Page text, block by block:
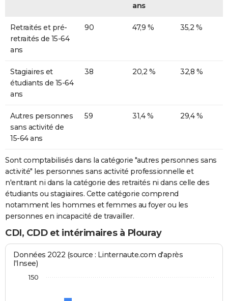
ans
Retraités et pré-
retraités de 15-64
ans
90 47,9 % 35,2 %
Stagiaires et
étudiants de 15-64
ans
38 20,2 % 32,8 %
Autres personnes
sans activité de
15-64 ans
59 31,4 % 29,4 %
Sont comptabilisés dans la catégorie "autres personnes sans
activité" les personnes sans activité professionnelle et
n'entrant ni dans la catégorie des retraités ni dans celle des
étudiants ou stagiaires. Cette catégorie comprend
notamment les hommes et femmes au foyer ou les
personnes en incapacité de travailler.
CDI, CDD et intérimaires à Plouray
Données 2022 (source : Linternaute.com d'après
l'Insee)
150